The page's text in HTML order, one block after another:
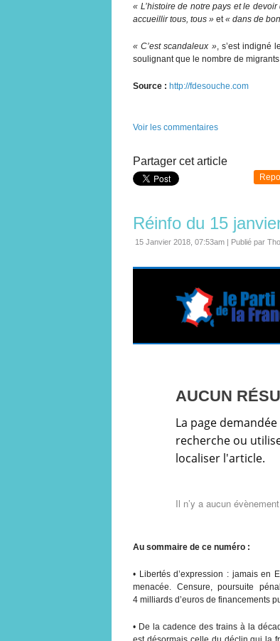
« L’histoire de notre pays et le
accueillir tous, tous » et« dans de
« C’est scandaleux », s’est indigné
soulignant que le nombre de
Source : http://fdesouche.com
Voir les commentaires
Partager cet article
Réinfo du 15
15 Janvier 2018, 07:53am | Publié par
Au sommaire de ce numéro :
• Libertés d’expression : jamais en
menacée. Censure, poursuite
4 milliards d’euros de financements
• De la cadence des trains à la